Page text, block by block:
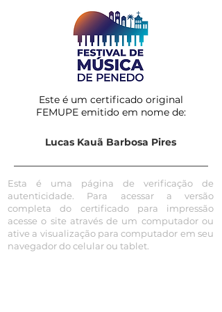
Este é um certificado original
FEMUPE emitido em nome de:
Lucas Kauã Barbosa Pires
Esta é uma página de verificação de
autenticidade. Para acessar a versão
completa do certificado para impressão
acesse o site através de um computador ou
ative a visualização para computador em seu
navegador do celular ou tablet.